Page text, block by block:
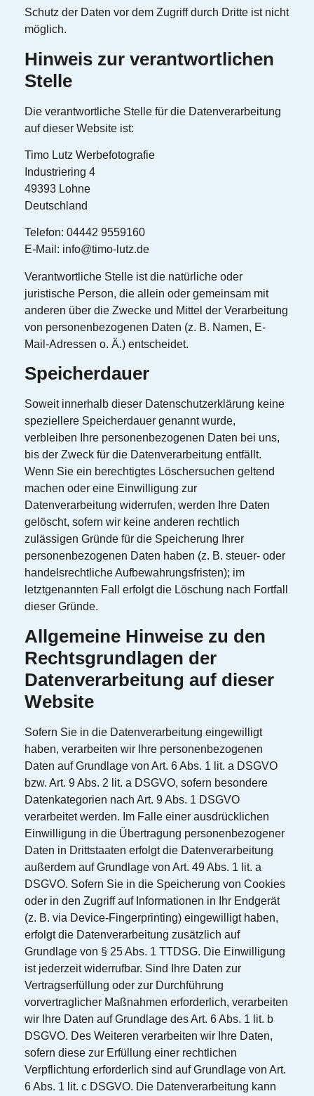
Schutz der Daten vor dem Zugriff durch Dritte ist nicht
möglich.
Hinweis zur verantwortlichen
Stelle
Die verantwortliche Stelle für die Datenverarbeitung
auf dieser Website ist:
Timo Lutz Werbefotografie
Industriering 4
49393 Lohne
Deutschland
Telefon: 04442 9559160
E-Mail: info@timo-lutz.de
Verantwortliche Stelle ist die natürliche oder
juristische Person, die allein oder gemeinsam mit
anderen über die Zwecke und Mittel der Verarbeitung
von personenbezogenen Daten (z. B. Namen, E-
Mail-Adressen o. Ä.) entscheidet.
Speicherdauer
Soweit innerhalb dieser Datenschutzerklärung keine
speziellere Speicherdauer genannt wurde,
verbleiben Ihre personenbezogenen Daten bei uns,
bis der Zweck für die Datenverarbeitung entfällt.
Wenn Sie ein berechtigtes Löschersuchen geltend
machen oder eine Einwilligung zur
Datenverarbeitung widerrufen, werden Ihre Daten
gelöscht, sofern wir keine anderen rechtlich
zulässigen Gründe für die Speicherung Ihrer
personenbezogenen Daten haben (z. B. steuer- oder
handelsrechtliche Aufbewahrungsfristen); im
letztgenannten Fall erfolgt die Löschung nach Fortfall
dieser Gründe.
Allgemeine Hinweise zu den
Rechtsgrundlagen der
Datenverarbeitung auf dieser
Website
Sofern Sie in die Datenverarbeitung eingewilligt
haben, verarbeiten wir Ihre personenbezogenen
Daten auf Grundlage von Art. 6 Abs. 1 lit. a DSGVO
bzw. Art. 9 Abs. 2 lit. a DSGVO, sofern besondere
Datenkategorien nach Art. 9 Abs. 1 DSGVO
verarbeitet werden. Im Falle einer ausdrücklichen
Einwilligung in die Übertragung personenbezogener
Daten in Drittstaaten erfolgt die Datenverarbeitung
außerdem auf Grundlage von Art. 49 Abs. 1 lit. a
DSGVO. Sofern Sie in die Speicherung von Cookies
oder in den Zugriff auf Informationen in Ihr Endgerät
(z. B. via Device-Fingerprinting) eingewilligt haben,
erfolgt die Datenverarbeitung zusätzlich auf
Grundlage von § 25 Abs. 1 TTDSG. Die Einwilligung
ist jederzeit widerrufbar. Sind Ihre Daten zur
Vertragserfüllung oder zur Durchführung
vorvertraglicher Maßnahmen erforderlich, verarbeiten
wir Ihre Daten auf Grundlage des Art. 6 Abs. 1 lit. b
DSGVO. Des Weiteren verarbeiten wir Ihre Daten,
sofern diese zur Erfüllung einer rechtlichen
Verpflichtung erforderlich sind auf Grundlage von Art.
6 Abs. 1 lit. c DSGVO. Die Datenverarbeitung kann